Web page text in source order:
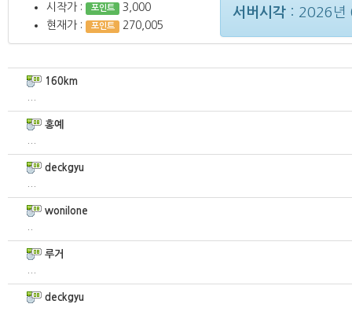
시작가 :
포인트
3,000
현재가 :
포인트 270,005
서버시각 : 2026년
160km
홍예
deckgyu
wonilone
루거
deckgyu